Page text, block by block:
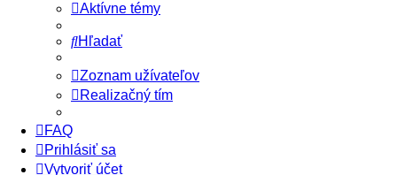
Aktívne témy
Hľadať
Zoznam užívateľov
Realizačný tím
FAQ
Prihlásiť sa
Vytvoriť účet